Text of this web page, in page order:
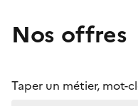
Nos offres
Taper un métier, mot-